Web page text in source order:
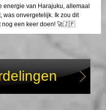
energie van Harajuku, allemaal
was onvergetelijk. Ik zou dit
nog een keer doen! 🚀🇯🇵